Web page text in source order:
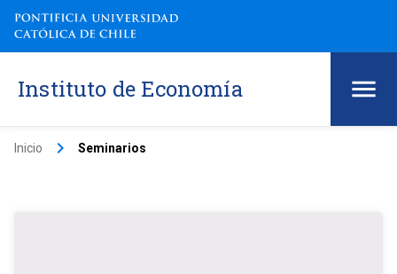
Instituto de Economía
Inicio keyboard_arrow_right Seminarios